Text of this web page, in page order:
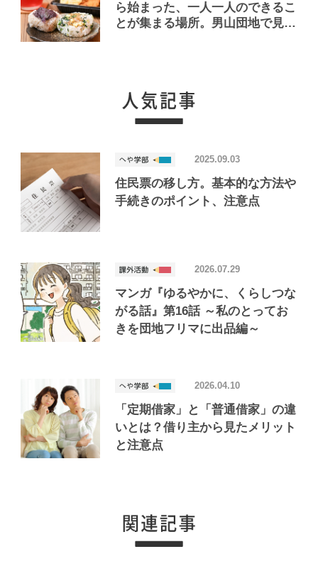
ら始まった、一人一人のできるこ
とが集まる場所。男山団地で見つ
住民票の移し方。基本的な方法や
手続きのポイント、注意点
2025.09.03
マンガ『ゆるやかに、くらしつな
がる話』第16話 ～私のとってお
きを団地フリマに出品編～
2026.07.29
「定期借家」と「普通借家」の違
いとは？借り主から見たメリット
と注意点
2026.04.10